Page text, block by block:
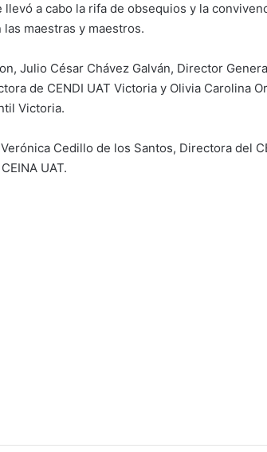
a cabo la rifa de obsequios y la
las maestras y maestros.
Julio César Chávez Galván, Director
de CENDI UAT Victoria y Olivia Carolina
Victoria.
Cedillo de los Santos, Directora del
UAT.